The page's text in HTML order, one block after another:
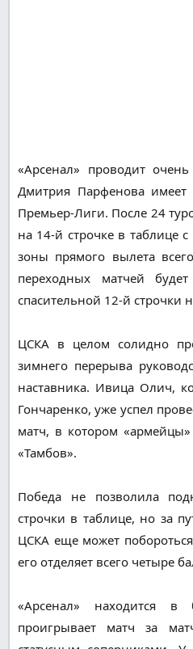
«Арсенал» проводит
Дмитрия Парфенова
Премьер-Лиги. После 24
на 14-й строчке в таблице
зоны прямого вылета
переходных матчей
спасительной 12-й строчки
ЦСКА в целом солидно
зимнего перерыва
наставника. Ивица Олич,
Гончаренко, уже успел
матч, в котором
«Тамбов».
Победа не позволила
строчки в таблице, но за
ЦСКА еще может побороться
его отделяет всего четыре
«Арсенал» находится
проигрывает матч за